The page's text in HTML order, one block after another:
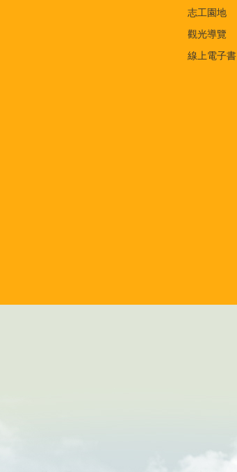
志工園地
觀光導覽
線上電子書